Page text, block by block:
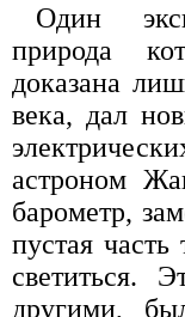
Один
природа
доказана
века, дал
астроном
барометр,
пустая
светиться.
другими,